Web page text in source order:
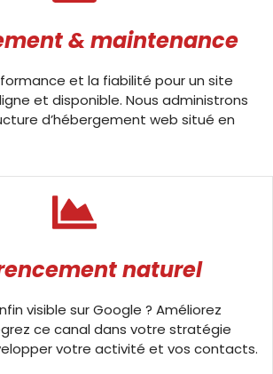
& maintenance
et la fiabilité pour un site
et disponible. Nous administrons
d’hébergement web situé en
naturel
visible sur Google ? Améliorez
ce canal dans votre stratégie
votre activité et vos contacts.